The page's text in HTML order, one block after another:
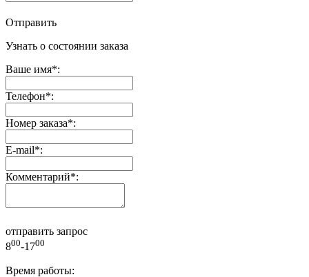
Отправить
Узнать о состоянии заказа
Ваше имя*:
Телефон*:
Номер заказа*:
E-mail*:
Комментарий*:
отправить запрос
800-1700
Время работы: